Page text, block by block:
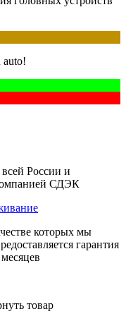
auto!
России и
СДЭК
которых мы
гарантия
товар